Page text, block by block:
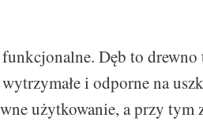
Dęb to drewno
i odporne na
użytkowanie, a przy tym